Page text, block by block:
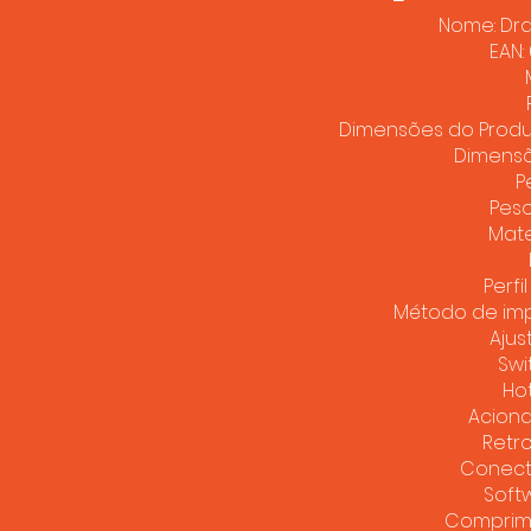
Nome:
Dimensões do
​Método de